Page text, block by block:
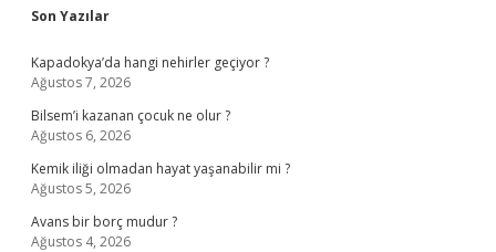
Sidebar
Son Yazılar
Kapadokya’da hangi nehirler geçiyor ?
Ağustos 7, 2026
Bilsem’i kazanan çocuk ne olur ?
Ağustos 6, 2026
Kemik iliği olmadan hayat yaşanabilir mi ?
Ağustos 5, 2026
Avans bir borç mudur ?
Ağustos 4, 2026